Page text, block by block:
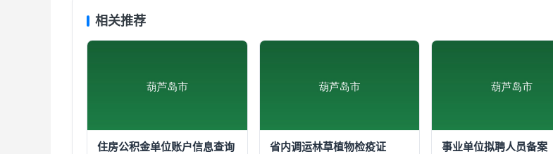
相关推荐
住房公积金单位账户信息查询 省内调运林草植物检疫证 事业单位拟聘人员备案